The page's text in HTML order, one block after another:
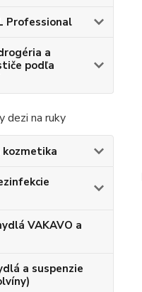
Professional
a
podľa
dezi na ruky
VAKAVO a
a suspenzie